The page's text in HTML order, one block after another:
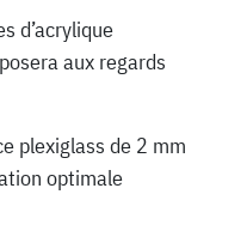
d’acrylique
aux regards
plexiglass de 2 mm
optimale